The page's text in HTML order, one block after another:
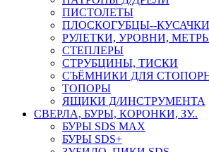
ПИСТОЛЕТЫ
ПЛОСКОГУБЦЫ--КУСАЧКИ
РУЛЕТКИ, УРОВНИ,
СТЕПЛЕРЫ
СТРУБЦИНЫ, ТИСКИ
СЪЁМНИКИ ДЛЯ
ТОПОРЫ
ЯЩИКИ Д/ИНСТРУМЕНТА
СВЕРЛА, БУРЫ, КОРОНКИ, ЗУ..
БУРЫ SDS MAX
БУРЫ SDS+